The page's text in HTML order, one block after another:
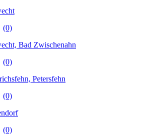
(0)
Bad Zwischenahn
(0)
Petersfehn
(0)
(0)